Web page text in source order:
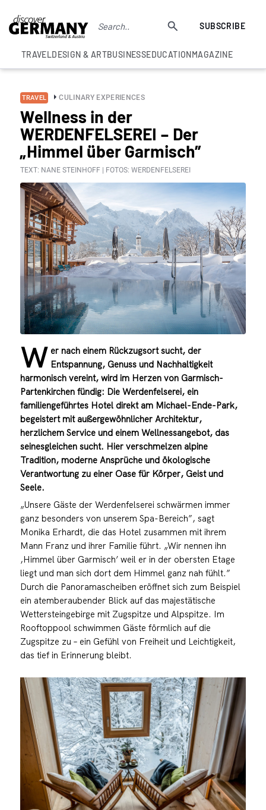
SUBSCRIBE
TRAVELDESIGN & ARTBUSINESSEDUCATIONMAGAZINE
TRAVEL CULINARY EXPERIENCES
Wellness in der
WERDENFELSEREI – Der
„Himmel über Garmisch”
TEXT: NANE STEINHOFF | FOTOS: WERDENFELSEREI
W er nach einem Rückzugsort sucht, der
Entspannung, Genuss und Nachhaltigkeit
harmonisch vereint, wird im Herzen von Garmisch-
Partenkirchen fündig: Die Werdenfelserei, ein
familiengeführtes Hotel direkt am Michael-Ende-Park,
begeistert mit außergewöhnlicher Architektur,
herzlichem Service und einem Wellnessangebot, das
seinesgleichen sucht. Hier verschmelzen alpine
Tradition, moderne Ansprüche und ökologische
Verantwortung zu einer Oase für Körper, Geist und
Seele.
„Unsere Gäste der Werdenfelserei schwärmen immer
ganz besonders von unserem Spa-Bereich”, sagt
Monika Erhardt, die das Hotel zusammen mit ihrem
Mann Franz und ihrer Familie führt. „Wir nennen ihn
,Himmel über Garmisch’ weil er in der obersten Etage
liegt und man sich dort dem Himmel ganz nah fühlt.”
Durch die Panoramascheiben eröffnet sich zum Beispiel
ein atemberaubender Blick auf das majestätische
Wettersteingebirge mit Zugspitze und Alpspitze. Im
Rooftoppool schwimmen Gäste förmlich auf die
Zugspitze zu – ein Gefühl von Freiheit und Leichtigkeit,
das tief in Erinnerung bleibt.